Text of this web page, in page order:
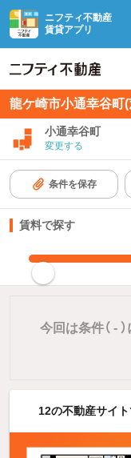
ニフティ不動産
賃貸アプリ
龍ケ崎市小通幸谷町
小通幸谷町
変更する
条件を保存
賃料で探す
今回は条件（ -
12の不動産サイ